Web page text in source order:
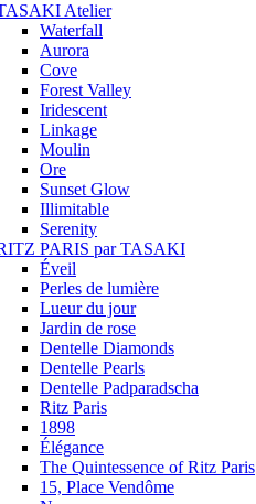
Atelier
Waterfall
Aurora
Cove
Forest Valley
Iridescent
Linkage
Moulin
Ore
Sunset Glow
Illimitable
Serenity
PARIS par TASAKI
Éveil
Perles de lumière
Lueur du jour
Jardin de rose
Dentelle Diamonds
Dentelle Pearls
Dentelle Padparadscha
Ritz Paris
1898
Élégance
The Quintessence of Ritz Paris
15, Place Vendôme